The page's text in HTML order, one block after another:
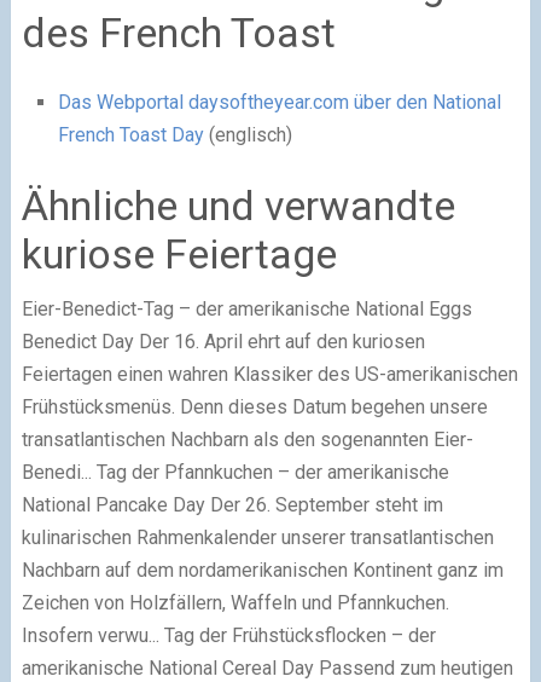
des French Toast
Das Webportal daysoftheyear.com über den National
French Toast Day(englisch)
Ähnliche und verwandte
kuriose Feiertage
Eier-Benedict-Tag – der amerikanische National Eggs
Benedict Day Der 16. April ehrt auf den kuriosen
Feiertagen einen wahren Klassiker des US-amerikanischen
Frühstücksmenüs. Denn dieses Datum begehen unsere
transatlantischen Nachbarn als den sogenannten Eier-
Benedi... Tag der Pfannkuchen – der amerikanische
National Pancake Day Der 26. September steht im
kulinarischen Rahmenkalender unserer transatlantischen
Nachbarn auf dem nordamerikanischen Kontinent ganz im
Zeichen von Holzfällern, Waffeln und Pfannkuchen.
Insofern verwu... Tag der Frühstücksflocken – der
amerikanische National Cereal Day Passend zum heutigen